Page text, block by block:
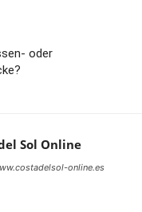
oder
Sol Online
online.es